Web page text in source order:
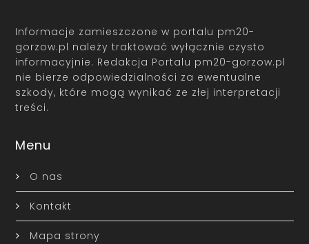
Informacje zamieszczone w portalu pm20-
gorzow.pl należy traktować wyłącznie czysto
informacyjnie. Redakcja Portalu pm20-gorzow.pl
nie bierze odpowiedzialności za ewentualne
szkody, które mogą wynikać ze złej interpretacji
treści.
Menu
O nas
Kontakt
Mapa strony